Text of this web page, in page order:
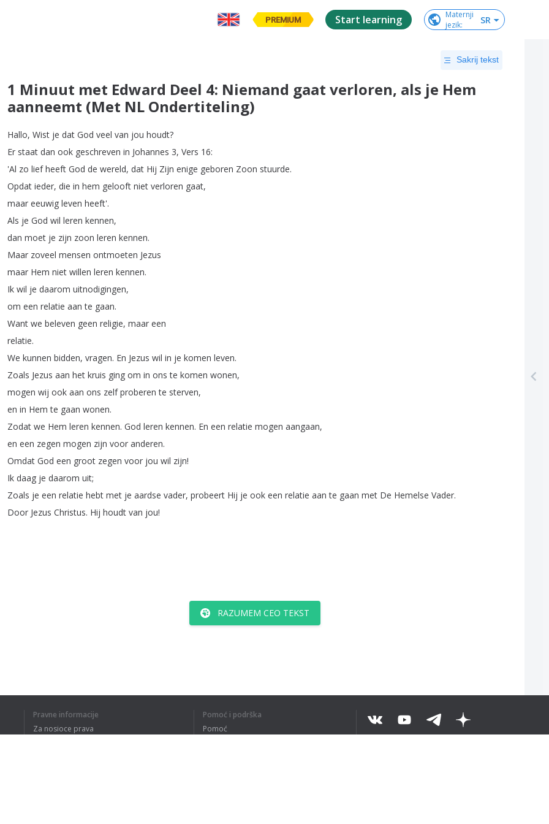
PREMIUM Start learning
Maternji
jezik: SR
Sakrij tekst
1 Minuut met Edward Deel 4: Niemand gaat verloren, als je Hem
aanneemt (Met NL Ondertiteling)
Hallo, Wist je dat God veel van jou houdt?
Er staat dan ook geschreven in Johannes 3, Vers 16:
'Al zo lief heeft God de wereld, dat Hij Zijn enige geboren Zoon stuurde.
Opdat ieder, die in hem gelooft niet verloren gaat,
maar eeuwig leven heeft'.
Als je God wil leren kennen,
dan moet je zijn zoon leren kennen.
Maar zoveel mensen ontmoeten Jezus
maar Hem niet willen leren kennen.
Ik wil je daarom uitnodigingen,
om een relatie aan te gaan.
Want we beleven geen religie, maar een
relatie.
We kunnen bidden, vragen. En Jezus wil in je komen leven.
Zoals Jezus aan het kruis ging om in ons te komen wonen,
mogen wij ook aan ons zelf proberen te sterven,
en in Hem te gaan wonen.
Zodat we Hem leren kennen. God leren kennen. En een relatie mogen aangaan,
en een zegen mogen zijn voor anderen.
Omdat God een groot zegen voor jou wil zijn!
Ik daag je daarom uit;
Zoals je een relatie hebt met je aardse vader, probeert Hij je ook een relatie aan te gaan met De Hemelse Vader.
Door Jezus Christus. Hij houdt van jou!
RAZUMEM CEO TEKST
Pravne informacije
Za nosioce prava
Pomoć i podrška
Pomoć